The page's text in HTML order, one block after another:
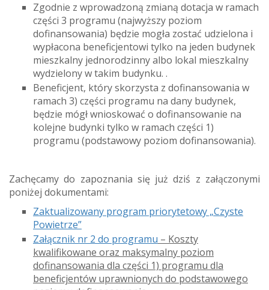
Zgodnie z wprowadzoną zmianą dotacja w ramach
części 3 programu (najwyższy poziom
dofinansowania) będzie mogła zostać udzielona i
wypłacona beneficjentowi tylko na jeden budynek
mieszkalny jednorodzinny albo lokal mieszkalny
wydzielony w takim budynku. .
Beneficjent, który skorzysta z dofinansowania w
ramach 3) części programu na dany budynek,
będzie mógł wnioskować o dofinansowanie na
kolejne budynki tylko w ramach części 1)
programu (podstawowy poziom dofinansowania).
Zachęcamy do zapoznania się już dziś z załączonymi
poniżej dokumentami:
Zaktualizowany program priorytetowy „Czyste
Powietrze”
Załącznik nr 2 do programu – Koszty
kwalifikowane oraz maksymalny poziom
dofinansowania dla części 1) programu dla
beneficjentów uprawnionych do podstawowego